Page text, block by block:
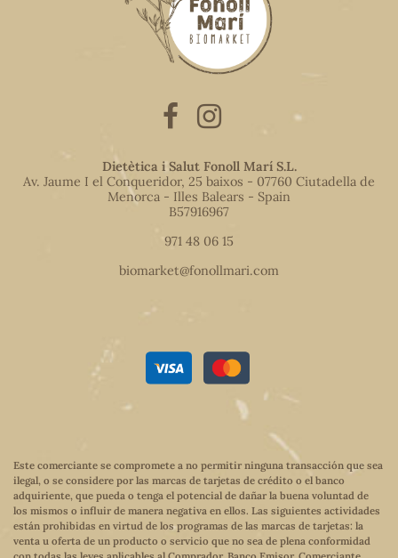
Dietètica i Salut Fonoll Marí S.L.
Av. Jaume I el Conqueridor, 25 baixos - 07760 Ciutadella de
Menorca - Illes Balears - Spain
B57916967
971 48 06 15
biomarket@fonollmari.com
Este comerciante se compromete a no permitir ninguna transacción que sea
ilegal, o se considere por las marcas de tarjetas de crédito o el banco
adquiriente, que pueda o tenga el potencial de dañar la buena voluntad de
los mismos o influir de manera negativa en ellos. Las siguientes actividades
están prohibidas en virtud de los programas de las marcas de tarjetas: la
venta u oferta de un producto o servicio que no sea de plena conformidad